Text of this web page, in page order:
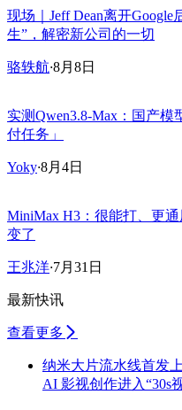
现场｜Jeff Dean离开
生”，解密新公司的一切
骆轶航·8月8日
实测Qwen3.8-Max：国产
付任务」
Yoky·8月4日
MiniMax H3：很能打、更
变了
王兆洋·7月31日
最新快讯
查看更多
纳米大片流水线首发上
AI 影视创作进入“30s